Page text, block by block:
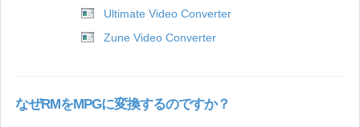
Ultimate Video Converter
Zune Video Converter
なぜRMをMPGに変換するのですか？